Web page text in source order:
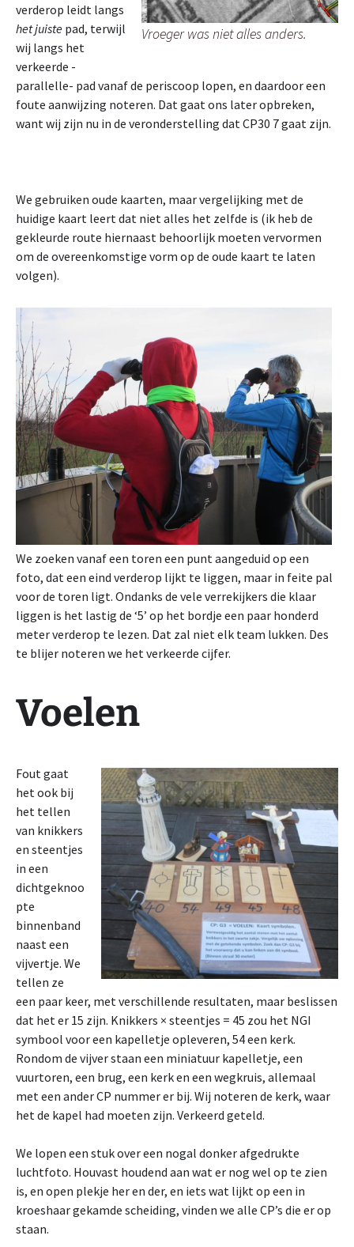
Vroeger was niet alles anders.
verderop leidt langs
het juiste pad, terwijl
wij langs het
verkeerde -
parallelle- pad vanaf de periscoop lopen, en daardoor een
foute aanwijzing noteren. Dat gaat ons later opbreken,
want wij zijn nu in de veronderstelling dat CP30 7 gaat zijn.
We gebruiken oude kaarten, maar vergelijking met de
huidige kaart leert dat niet alles het zelfde is (ik heb de
gekleurde route hiernaast behoorlijk moeten vervormen
om de overeenkomstige vorm op de oude kaart te laten
volgen).
We zoeken vanaf een toren een punt aangeduid op een
foto, dat een eind verderop lijkt te liggen, maar in feite pal
voor de toren ligt. Ondanks de vele verrekijkers die klaar
liggen is het lastig de ‘5’ op het bordje een paar honderd
meter verderop te lezen. Dat zal niet elk team lukken. Des
te blijer noteren we het verkeerde cijfer.
Voelen
Fout gaat
het ook bij
het tellen
van knikkers
en steentjes
in een
dichtgeknoo
pte
binnenband
naast een
vijvertje. We
tellen ze
een paar keer, met verschillende resultaten, maar beslissen
dat het er 15 zijn. Knikkers × steentjes = 45 zou het NGI
symbool voor een kapelletje opleveren, 54 een kerk.
Rondom de vijver staan een miniatuur kapelletje, een
vuurtoren, een brug, een kerk en een wegkruis, allemaal
met een ander CP nummer er bij. Wij noteren de kerk, waar
het de kapel had moeten zijn. Verkeerd geteld.
We lopen een stuk over een nogal donker afgedrukte
luchtfoto. Houvast houdend aan wat er nog wel op te zien
is, en open plekje her en der, en iets wat lijkt op een in
kroeshaar gekamde scheiding, vinden we alle CP’s die er op
staan.